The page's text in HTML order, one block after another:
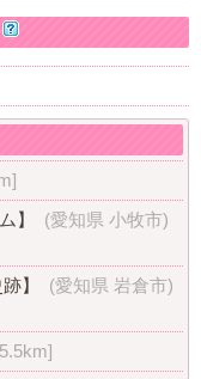
】
(愛知県 小牧市)
跡】
(愛知県 岩倉市)